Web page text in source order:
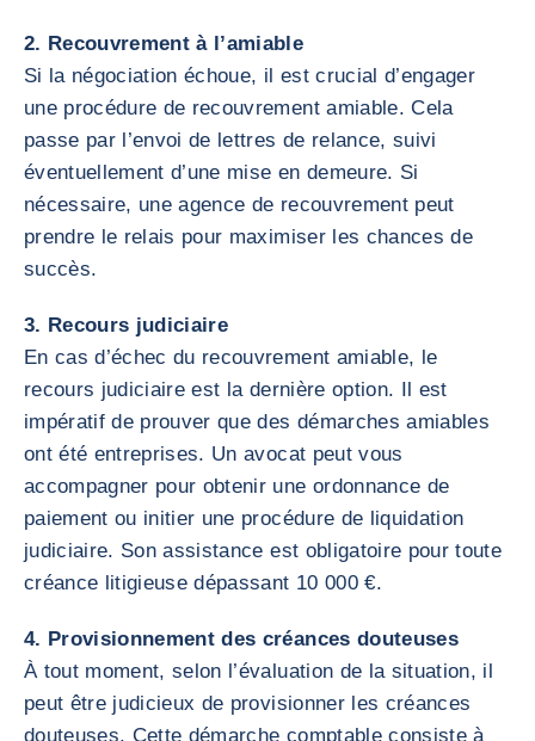
2. Recouvrement à l’amiable
Si la négociation échoue, il est crucial d’engager
une procédure de recouvrement amiable. Cela
passe par l’envoi de lettres de relance, suivi
éventuellement d’une mise en demeure. Si
nécessaire, une agence de recouvrement peut
prendre le relais pour maximiser les chances de
succès.
3. Recours judiciaire
En cas d’échec du recouvrement amiable, le
recours judiciaire est la dernière option. Il est
impératif de prouver que des démarches amiables
ont été entreprises. Un avocat peut vous
accompagner pour obtenir une ordonnance de
paiement ou initier une procédure de liquidation
judiciaire. Son assistance est obligatoire pour toute
créance litigieuse dépassant 10 000 €.
4. Provisionnement des créances douteuses
À tout moment, selon l’évaluation de la situation, il
peut être judicieux de provisionner les créances
douteuses. Cette démarche comptable consiste à